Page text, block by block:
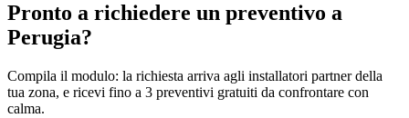
Pronto a richiedere un preventivo a
Perugia?
Compila il modulo: la richiesta arriva agli installatori partner della
tua zona, e ricevi fino a 3 preventivi gratuiti da confrontare con
calma.